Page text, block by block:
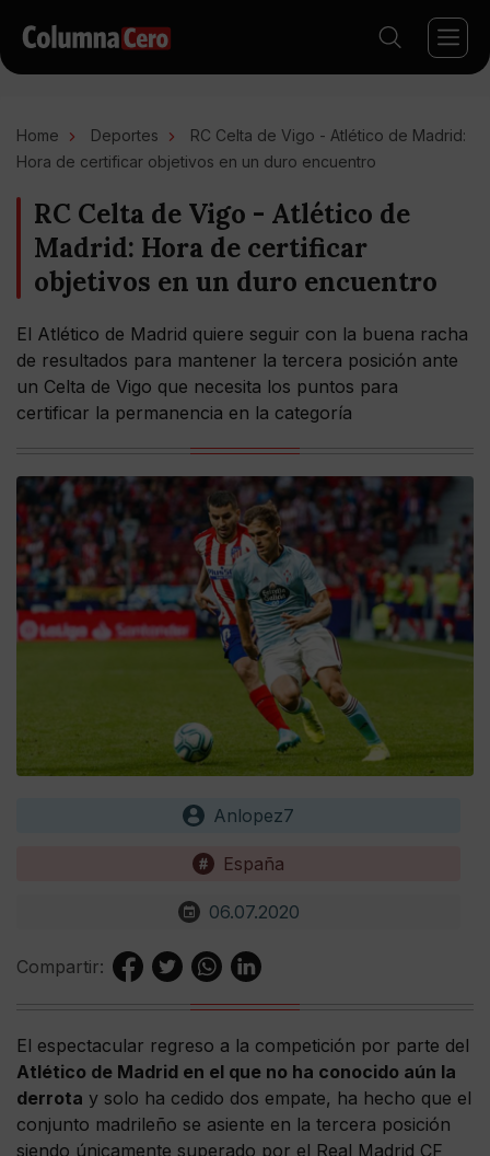
Home Deportes
RC Celta de Vigo - Atlético de Madrid:
Hora de certificar objetivos en un duro encuentro
RC Celta de Vigo - Atlético de
Madrid: Hora de certificar
objetivos en un duro encuentro
El Atlético de Madrid quiere seguir con la buena racha
de resultados para mantener la tercera posición ante
un Celta de Vigo que necesita los puntos para
certificar la permanencia en la categoría
Anlopez7
España
06.07.2020
Compartir:
El espectacular regreso a la competición por parte del
Atlético de Madrid en el que no ha conocido aún la
derrota y solo ha cedido dos empate, ha hecho que el
conjunto madrileño se asiente en la tercera posición
siendo únicamente superado por el Real Madrid CF